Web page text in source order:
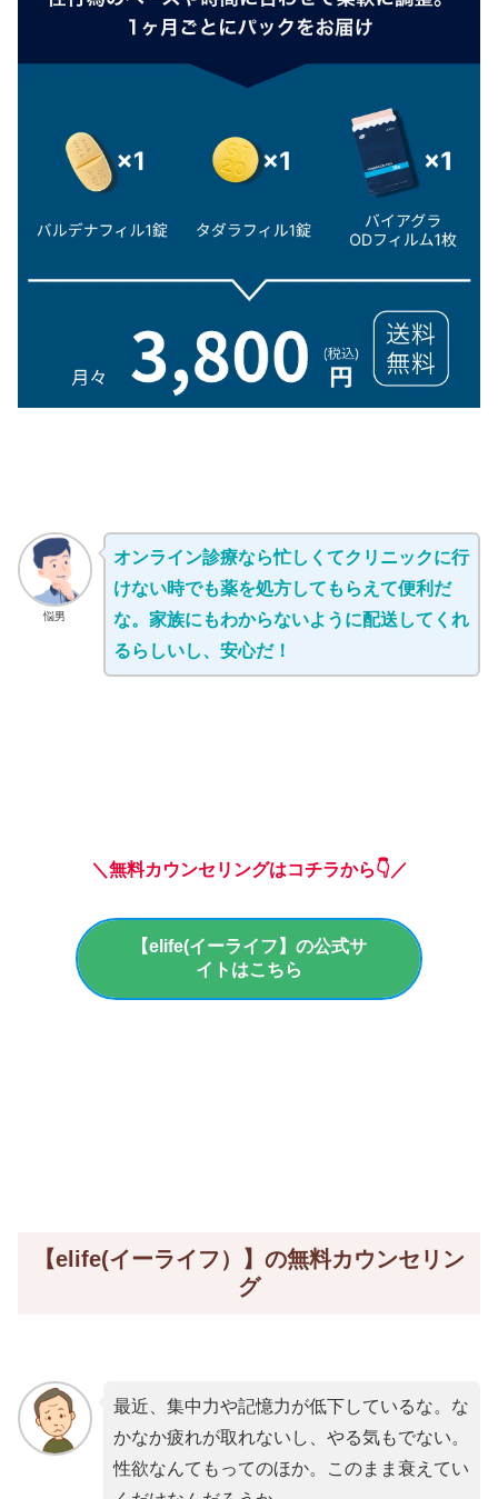
悩男
オンライン診療なら忙しくてクリニックに行
けない時でも薬を処方してもらえて便利だ
な。家族にもわからないように配送してくれ
るらしいし、安心だ！
＼無料カウンセリングはコチラから👇／
【elife(イーライフ】の公式サ
イトはこちら
【elife(イーライフ）】の無料カウンセリン
グ
最近、集中力や記憶力が低下しているな。な
かなか疲れが取れないし、やる気もでない。
性欲なんてもってのほか。このまま衰えてい